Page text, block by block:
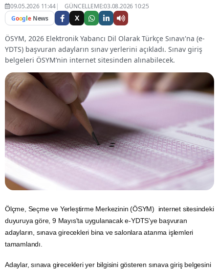
09.05.2026 11:44
GÜNCELLEME:03.08.2026 10:25
Google News X
ÖSYM, 2026 Elektronik Yabancı Dil Olarak Türkçe Sınavı'na (e-
YDTS) başvuran adayların sınav yerlerini açıkladı. Sınav giriş
belgeleri ÖSYM’nin internet sitesinden alınabilecek.
Ölçme, Seçme ve Yerleştirme Merkezinin (ÖSYM) internet sitesindeki
duyuruya göre, 9 Mayıs'ta uygulanacak e-YDTS'ye başvuran
adayların, sınava girecekleri bina ve salonlara atanma işlemleri
tamamlandı.
Adaylar, sınava girecekleri yer bilgisini gösteren sınava giriş belgesini